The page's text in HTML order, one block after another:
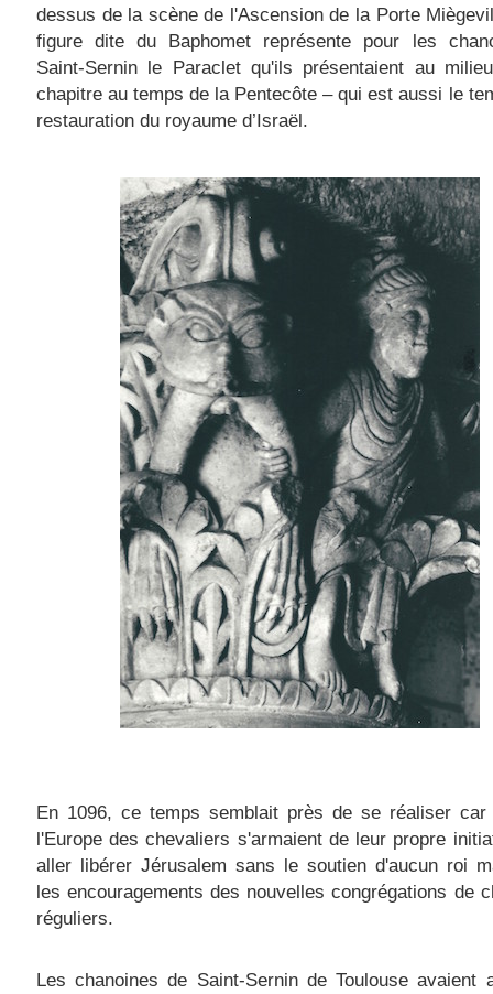
dessus de la scène de l'Ascension de la Porte
figure dite du Baphomet représente pour les
Saint-Sernin le Paraclet qu'ils présentaient au
chapitre au temps de la Pentecôte – qui est aussi le
restauration du royaume d’Israël.
En 1096, ce temps semblait près de se réaliser car
l'Europe des chevaliers s'armaient de leur propre
aller libérer Jérusalem sans le soutien d'aucun roi
les encouragements des nouvelles congrégations de
réguliers.
Les chanoines de Saint-Sernin de Toulouse avaient